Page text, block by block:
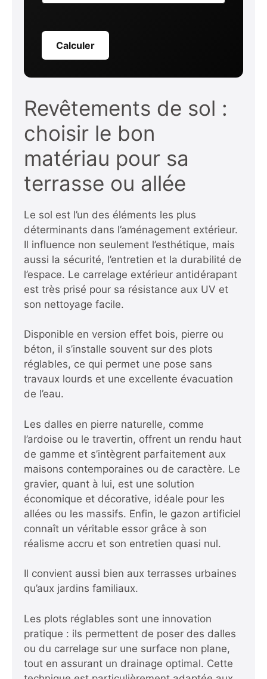
Calculer
Revêtements de sol :
choisir le bon
matériau pour sa
terrasse ou allée
Le sol est l’un des éléments les plus
déterminants dans l’aménagement extérieur.
Il influence non seulement l’esthétique, mais
aussi la sécurité, l’entretien et la durabilité de
l’espace. Le carrelage extérieur antidérapant
est très prisé pour sa résistance aux UV et
son nettoyage facile.
Disponible en version effet bois, pierre ou
béton, il s’installe souvent sur des plots
réglables, ce qui permet une pose sans
travaux lourds et une excellente évacuation
de l’eau.
Les dalles en pierre naturelle, comme
l’ardoise ou le travertin, offrent un rendu haut
de gamme et s’intègrent parfaitement aux
maisons contemporaines ou de caractère. Le
gravier, quant à lui, est une solution
économique et décorative, idéale pour les
allées ou les massifs. Enfin, le gazon artificiel
connaît un véritable essor grâce à son
réalisme accru et son entretien quasi nul.
Il convient aussi bien aux terrasses urbaines
qu’aux jardins familiaux.
Les plots réglables sont une innovation
pratique : ils permettent de poser des dalles
ou du carrelage sur une surface non plane,
tout en assurant un drainage optimal. Cette